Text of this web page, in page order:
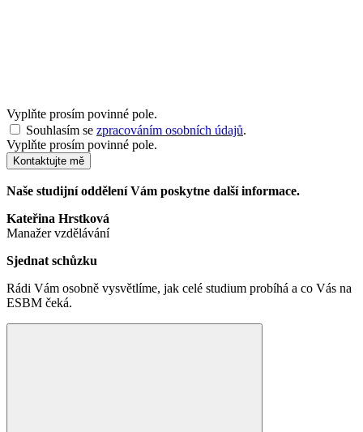
Vyplňte prosím povinné pole.
Souhlasím se zpracováním osobních údajů.
Vyplňte prosím povinné pole.
Kontaktujte mě
Naše studijní oddělení Vám poskytne další informace.
Kateřina Hrstková
Manažer vzdělávání
Sjednat schůzku
Rádi Vám osobně vysvětlíme, jak celé studium probíhá a co Vás na
ESBM čeká.